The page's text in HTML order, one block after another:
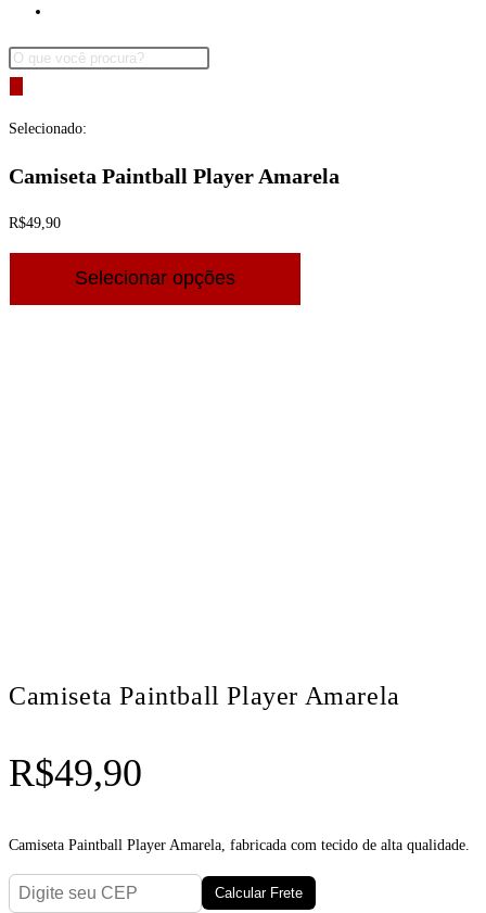
Pesquisar
produtos
Selecionado:
Camiseta Paintball Player Amarela
R$49,90
Selecionar opções
Camiseta Paintball Player Amarela
R$49,90
Camiseta Paintball Player Amarela, fabricada com tecido de alta qualidade.
Calcular Frete